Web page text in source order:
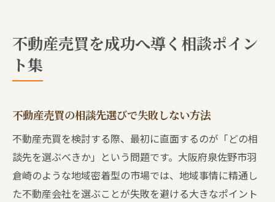
不動産売買を成功へ導く相談ポイン
ト集
不動産売買の相談先選びで失敗しない方法
不動産売買を検討する際、最初に直面するのが「どの相
談先を選ぶべきか」という問題です。大阪府泉佐野市羽
倉崎のような地域密着型の市場では、地域事情に精通し
た不動産会社を選ぶことが失敗を避ける大きなポイント